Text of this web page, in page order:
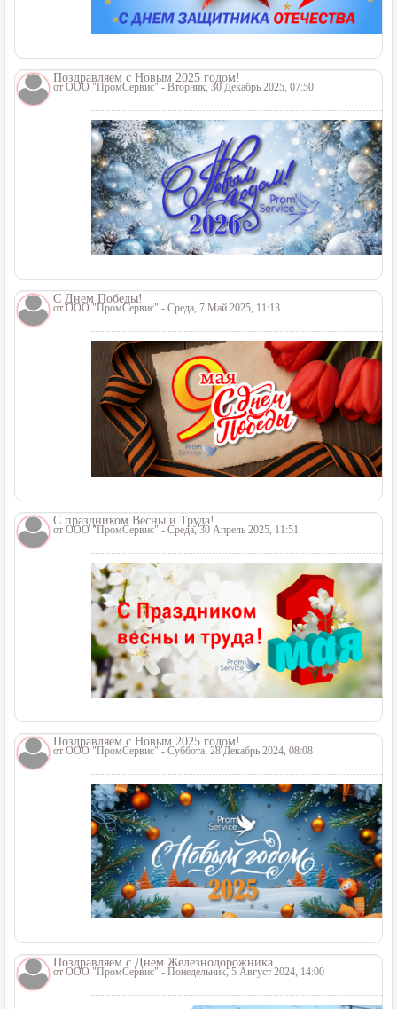
Поздравляем с Новым 2025 годом!
от ООО "ПромСервис" - Вторник, 30 Декабрь 2025, 07:50
С Днем Победы!
отООО "ПромСервис" - Среда, 7 Май 2025, 11:13
С праздником Весны и Труда!
от ООО "ПромСервис" - Среда, 30 Апрель 2025, 11:51
Поздравляем с Новым 2025 годом!
от ООО "ПромСервис" - Суббота, 28 Декабрь 2024, 08:08
Поздравляем с Днем Железнодорожника
от ООО "ПромСервис" - Понедельник, 5 Август 2024, 14:00